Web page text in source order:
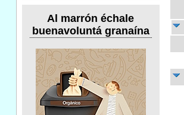
Al marrón échale
buenavoluntá granaína